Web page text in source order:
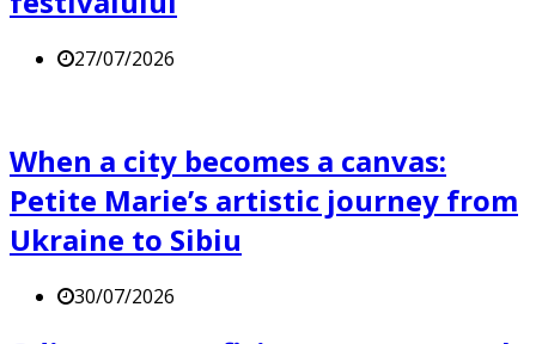
27/07/2026
When a city becomes a canvas:
Petite Marie’s artistic journey from
Ukraine to Sibiu
30/07/2026